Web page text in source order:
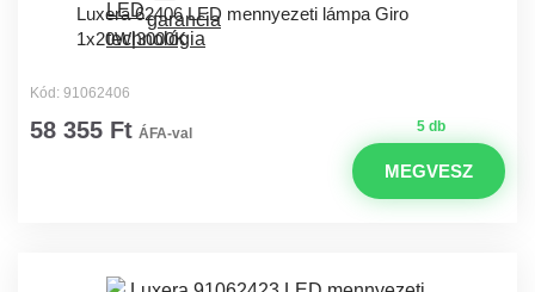
Luxera 62406 LED mennyezeti lámpa Giro
1x20W|3000K
Kód: 91062406
5 db
58 355 Ft ÁFA-val
MEGVESZ